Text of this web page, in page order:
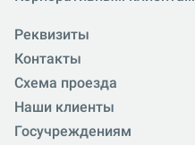
Реквизиты
Контакты
Схема проезда
Наши клиенты
Госучреждениям